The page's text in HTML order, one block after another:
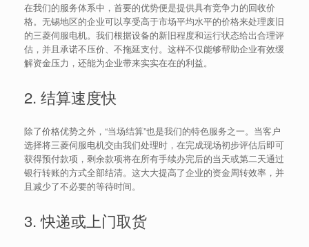
在我们的服务体系中，首要的优势便是提供具有竞争力的回收价
格。无锡地区的企业可以享受高于市场平均水平的价格来处理废旧
的三菱伺服电机。我们根据设备的新旧程度和运行状态给出合理评
估，并且承诺不压价、不拖延支付。这样不仅能够帮助企业有效缓
解资金压力，还能为企业带来实实在在的利益。
2. 结算速度快
除了价格优势之外，“当场结算”也是我们的特色服务之一。当客户
选择将三菱伺服电机交由我们处理时，在完成现场初步评估后即可
获得预付款项，剩余款项将在所有手续办完后的当天或第二天通过
银行转账的方式全部结清。这大大提高了企业的资金周转效率，并
且减少了不必要的等待时间。
3. 快递或上门取货